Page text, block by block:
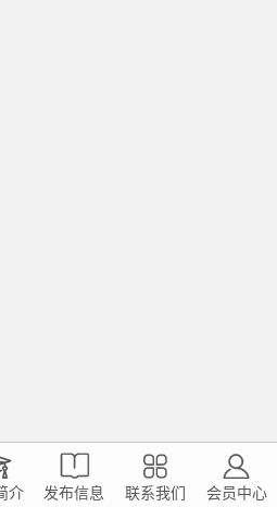
介 发布信息 联系我们 会员中心